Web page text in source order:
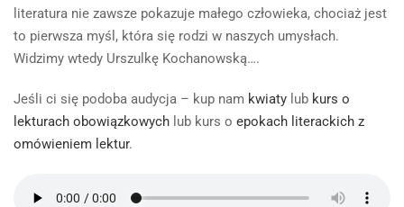
literatura nie zawsze pokazuje małego człowieka, chociaż jest
to pierwsza myśl, która się rodzi w naszych umysłach.
Widzimy wtedy Urszulkę Kochanowską….
Jeśli ci się podoba audycja – kup nam kwiaty lub kurs o
lekturach obowiązkowych lub kurs o epokach literackich z
omówieniem lektur.